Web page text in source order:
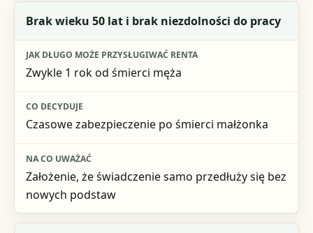
Brak wieku 50 lat i brak niezdolności do pracy
Zwykle 1 rok od śmierci męża
Czasowe zabezpieczenie po śmierci małżonka
Założenie, że świadczenie samo przedłuży się bez
nowych podstaw